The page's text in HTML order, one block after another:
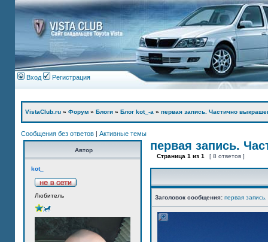
Вход Регистрация
VistaClub.ru » Форум » Блоги » Блог kot_-а » первая запись. Частично
Сообщения без ответов | Активные темы
Автор
kot_
Любитель
первая запись.
Страница 1 из 1 [ 8 ответов ]
Заголовок сообщения: первая